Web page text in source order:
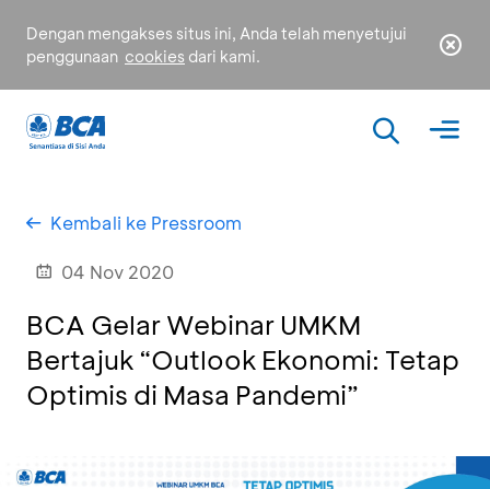
Dengan mengakses situs ini, Anda telah menyetujui
penggunaan cookies dari kami.
Kembali ke Pressroom
04 Nov 2020
BCA Gelar Webinar UMKM
Bertajuk “Outlook Ekonomi: Tetap
Optimis di Masa Pandemi”